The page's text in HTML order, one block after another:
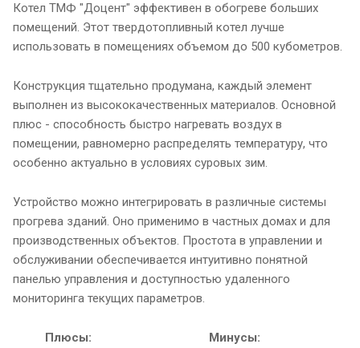
Котел ТМФ "Доцент" эффективен в обогреве больших
помещений. Этот твердотопливный котел лучше
использовать в помещениях объемом до 500 кубометров.
Конструкция тщательно продумана, каждый элемент
выполнен из высококачественных материалов. Основной
плюс - способность быстро нагревать воздух в
помещении, равномерно распределять температуру, что
особенно актуально в условиях суровых зим.
Устройство можно интегрировать в различные системы
прогрева зданий. Оно применимо в частных домах и для
производственных объектов. Простота в управлении и
обслуживании обеспечивается интуитивно понятной
панелью управления и доступностью удаленного
мониторинга текущих параметров.
Плюсы: Минусы: